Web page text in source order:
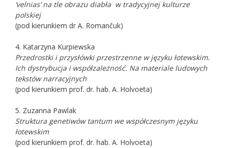
‘velnias’ na tle obrazu diabła w tradycyjnej kulturze
polskiej
(pod kierunkiem dr A. Romančuk)
4. Katarzyna Kurpiewska
Przedrostki i przysłówki przestrzenne w języku łotewskim.
Ich dystrybucja i współzależność. Na materiale ludowych
tekstów narracyjnych
(pod kierunkiem prof. dr. hab. A. Holvoeta)
5. Zuzanna Pawlak
Struktura genetiwów tantum we współczesnym języku
łotewskim
(pod kierunkiem prof. dr. hab. A. Holvoeta)